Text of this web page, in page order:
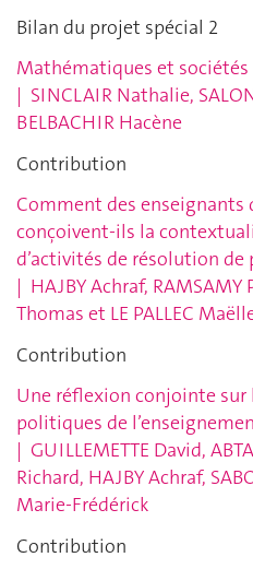
Bilan du projet spécial 2
Mathématiques et sociétés
| SINCLAIR Nathalie,
BELBACHIR Hacène
Contribution
Comment des enseignants
conçoivent-ils la
d’activités de résolution de
| HAJBY Achraf, RAMSAMY
Thomas et LE PALLEC
Contribution
Une réflexion conjointe sur
politiques de
| GUILLEMETTE David,
Richard, HAJBY Achraf,
Marie-Frédérick
Contribution